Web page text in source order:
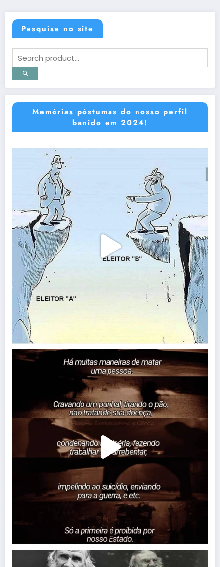
Pesquise no site
Memórias póstumas do nosso perfil
banido em 2024!